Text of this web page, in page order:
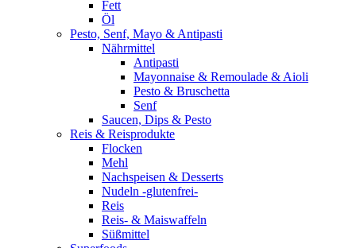
Fett
Öl
Pesto, Senf, Mayo & Antipasti
Nährmittel
Antipasti
Mayonnaise & Remoulade & Aioli
Pesto & Bruschetta
Senf
Saucen, Dips & Pesto
Reis & Reisprodukte
Flocken
Mehl
Nachspeisen & Desserts
Nudeln -glutenfrei-
Reis
Reis- & Maiswaffeln
Süßmittel